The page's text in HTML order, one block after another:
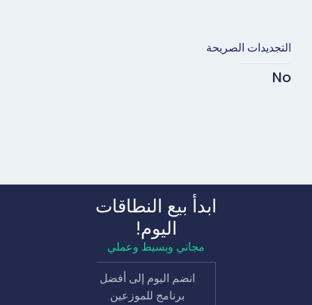
التجديدات الصريحة
No
ابدأ بيع النطاقات
اليوم!
مجاني وبسيط وعملي
انضم اليوم إلى أفضل
برنامج للموزعين